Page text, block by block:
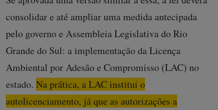
consolidar e até ampliar uma medida antecipada
pelo governo e Assembleia Legislativa do Rio
Grande do Sul: a implementação da Licença
Ambiental por Adesão e Compromisso (LAC) no
estado. Na prática, a LAC institui o
autolicenciamento, já que as autorizações a